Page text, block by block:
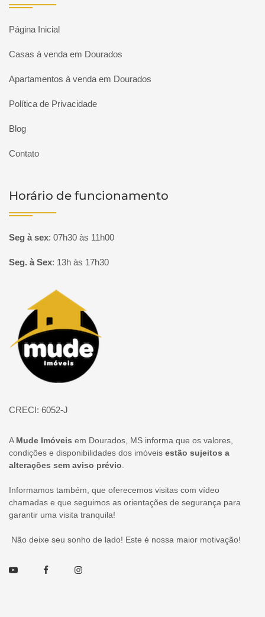
Página Inicial
Casas à venda em Dourados
Apartamentos à venda em Dourados
Política de Privacidade
Blog
Contato
Horário de funcionamento
Seg à sex: 07h30 às 11h00
Seg. à Sex: 13h às 17h30
Página inicial
CRECI: 6052-J
A Mude Imóveis em Dourados, MS informa que os valores,
condições e disponibilidades dos imóveis estão sujeitos a
alterações sem aviso prévio
Informamos também, que oferecemos visitas com vídeo
chamadas e que seguimos as orientações de segurança para
garantir uma visita tranquila!
Não deixe seu sonho de lado! Este é nossa maior motivação!
Youtube FacebookInstagram